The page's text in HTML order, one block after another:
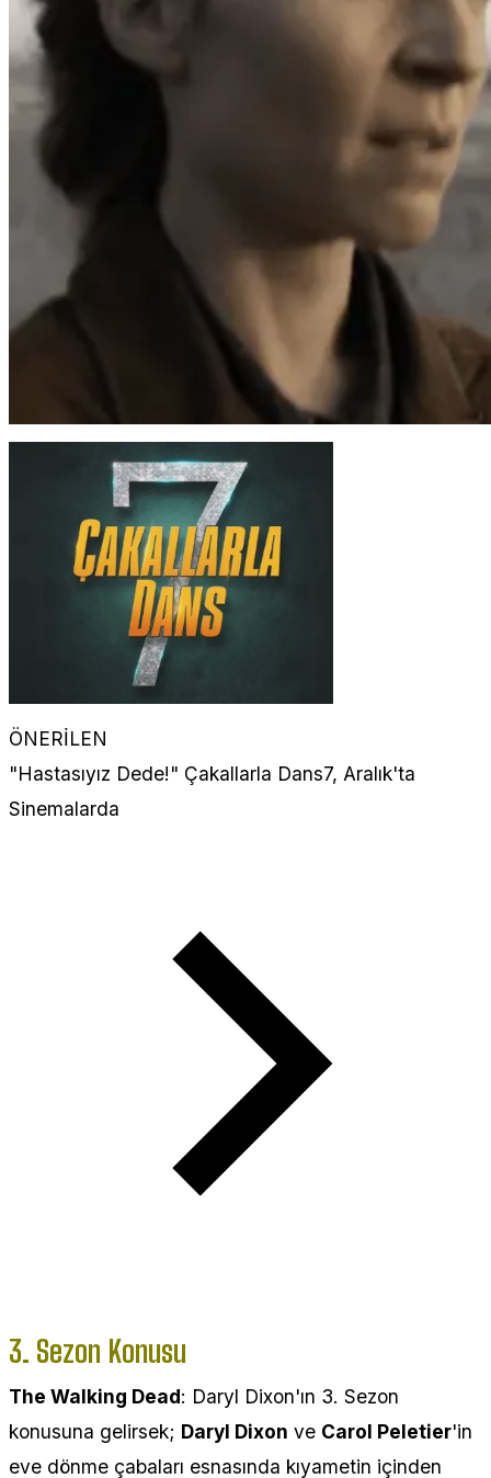
ÖNERİLEN
"Hastasıyız Dede!" Çakallarla Dans7, Aralık'ta
Sinemalarda
3. Sezon Konusu
The Walking Dead: Daryl Dixon'ın 3. Sezon
konusuna gelirsek; Daryl Dixon ve Carol Peletier'in
eve dönme çabaları esnasında kıyametin içinden